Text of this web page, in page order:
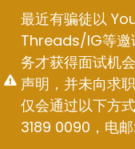
最近有骗徒以
Threads/IG等邀
务才获得面试机
声明，并未向求
仅会通过以下方
3189 0090，电邮: